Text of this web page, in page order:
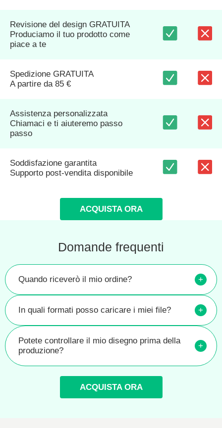
Revisione del design GRATUITA
Produciamo il tuo prodotto come
piace a te
Spedizione GRATUITA
A partire da 85 €
Assistenza personalizzata
Chiamaci e ti aiuteremo passo
passo
Soddisfazione garantita
Supporto post-vendita disponibile
ACQUISTA ORA
Domande frequenti
Quando riceverò il mio ordine? +
In quali formati posso caricare i miei file? +
Potete controllare il mio disegno prima della
produzione?
+
ACQUISTA ORA